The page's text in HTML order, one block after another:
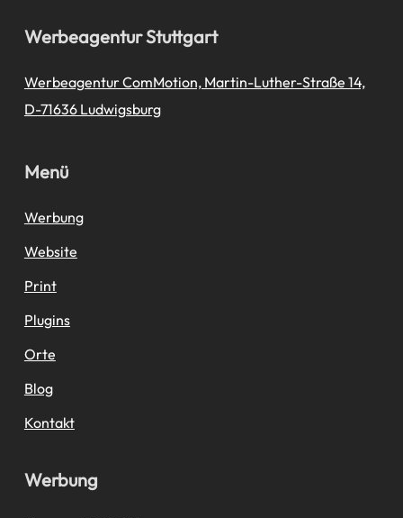
Werbeagentur Stuttgart
Werbeagentur ComMotion, Martin-Luther-Straße 14,
D-71636 Ludwigsburg
Menü
Werbung
Website
Print
Plugins
Orte
Blog
Kontakt
Werbung